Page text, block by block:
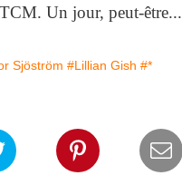
Un jour, peut-être...
Sjöström #Lillian Gish #*